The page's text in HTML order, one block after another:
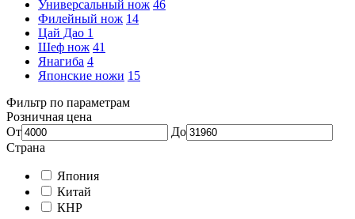
Универсальный нож 46
Филейный нож 14
Цай Дао 1
Шеф нож 41
Янагиба 4
Японские ножи 15
Фильтр по параметрам
Розничная цена
От
До
Страна
Япония
Китай
КНР